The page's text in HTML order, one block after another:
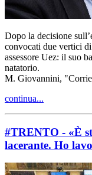
Dopo la decisione
convocati due vertici
assessore Uez: il suo
natatorio.
M. Giovannini,
continua...
#TRENTO - «È
lacerante. Ho